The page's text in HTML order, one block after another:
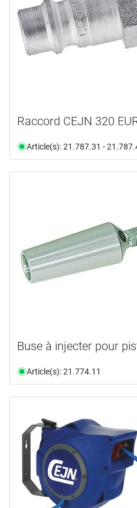
Raccord CEJN 320
Article(s): 21.787.31 -
Buse à injecter pour
Article(s): 21.774.11